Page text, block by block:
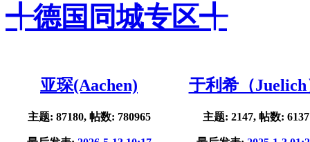
╃德国同城专区╃
亚琛(Aachen)
主题: 87180, 帖数: 780965
于利希（Juelich
主题: 2147, 帖数: 6137